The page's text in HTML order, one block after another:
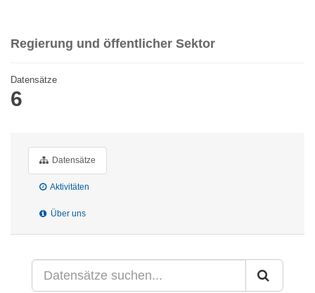
Regierung und öffentlicher Sektor
Datensätze
6
Datensätze
Aktivitäten
Über uns